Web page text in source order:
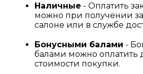
Наличные - Оплатить
можно при получении
салоне или в службе
Бонусными балами -
балами можно оплатить
стоимости покупки.